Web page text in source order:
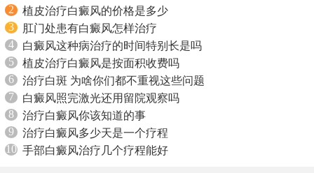
2
植皮治疗白癜风的价格是多少
3
肛门处患有白癜风怎样治疗
4
白癜风这种病治疗的时间特别长是吗
5
植皮治疗白癜风是按面积收费吗
6
治疗白斑 为啥你们都不重视这些问题
7
白癜风照完激光还用留院观察吗
8
治疗白癜风你该知道的事
9
治疗白癜风多少天是一个疗程
10 手部白癜风治疗几个疗程能好